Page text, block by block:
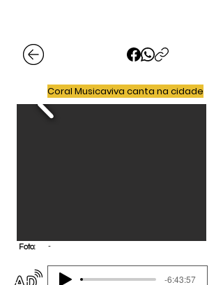
Coral Musicaviva canta na cidade
Foto: -
-6:43:57